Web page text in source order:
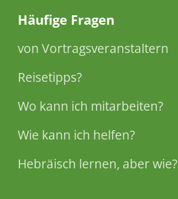
Häufige Fragen
von Vortragsveranstaltern
Reisetipps?
Wo kann ich mitarbeiten?
Wie kann ich helfen?
Hebräisch lernen, aber wie?